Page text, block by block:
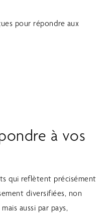
pour répondre aux
à vos
qui reflètent précisément
diversifiées, non
aussi par pays,